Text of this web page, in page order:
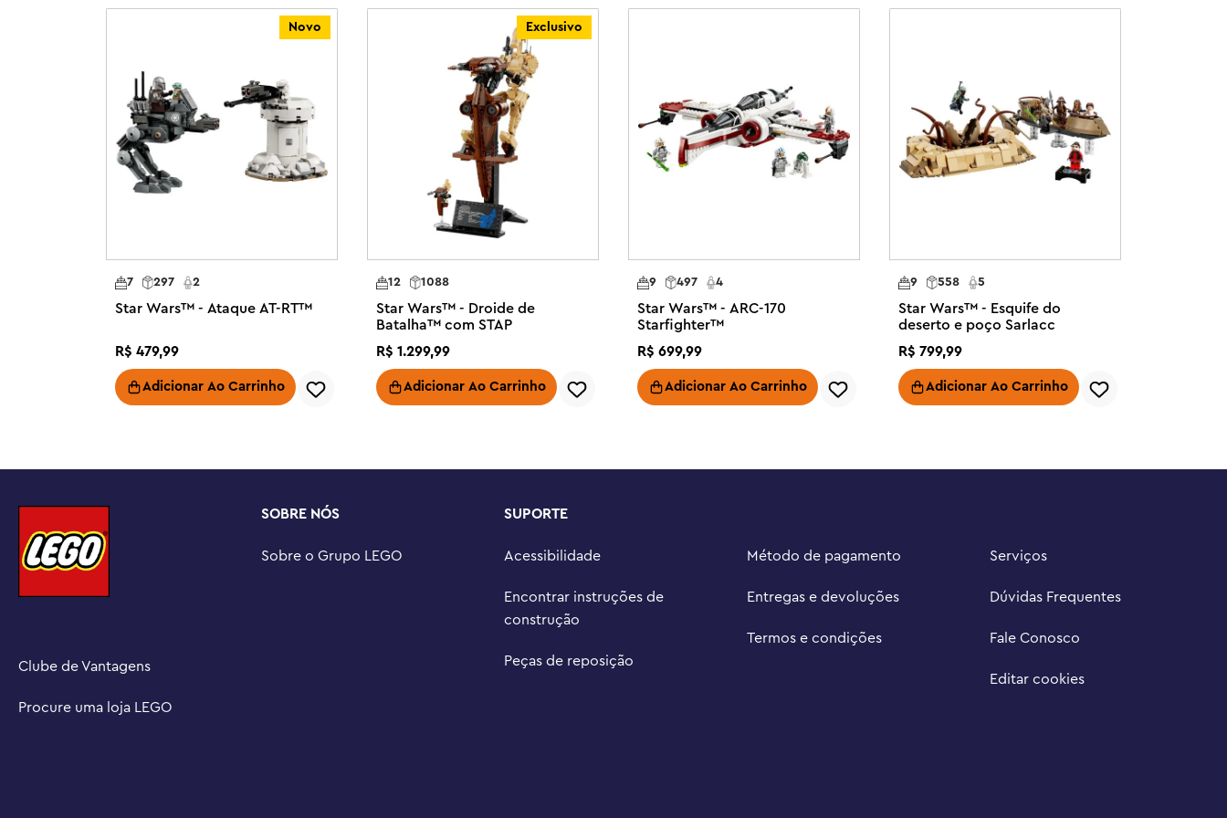
enquanto salvam e acompanham o progresso – tudo pelo aplicativo. O conjunto contém
CONJUNTO DE CONSTRUÇÃO DE NAVE ESPACIAL PARA CRIANÇAS – Embarque na Nave
Estelar Anzellan LEGO® Star Wars ™ (75445), como vista em Star Wars : The Mandalorian e
Grogu™, para se divertir construindo dróides.
3 FIGURAS LEGO® STAR WARS™ – Coloque a figura LEGO do Grogu e 2 Anzellans na
cabine de comando ou no compartimento principal da nave estelar.
RECURSOS DIVERTIDOS – Abaixe a rampa, construa/repare Droides de Batalha com as
peças e ferramentas disponíveis na oficina, coloque um Anzellan na mesa para comer um
PROJETADO PARA FACILITAR A BRINCADEIRA – Levante o teto para acessar o
fantástico para meninos, meninas e fãs de Star Wars : The Mandalorian e Grogu™ a partir de
INSTRUÇÕES DE CONSTRUÇÃO DIGITAIS – O aplicativo LEGO® Builder guia seu filho em
uma aventura de construção que permite ampliar e girar os conjuntos usando instruções
em 3D, além de salvar e acompanhar seu progresso.
reviver cenas emocionantes ou criar histórias originais.
701 peças LEGO® Star Wars ™ mede mais de 7 cm de altura, 25 cm de comprimento e 14
cm de largura.
Novo
297 2
7
Star Wars™ - Ataque AT-RT™
R$ 479,99
Adicionar Ao Carrinho
Exclusivo
1088
12
Star Wars™ - Droide de
Batalha™ com STAP
R$ 1.299,99
Adicionar Ao Carrinho
497 4
9
Star Wars™ - ARC-170
Starfighter™
R$ 699,99
Adicionar Ao Carrinho
558 5
9
Star Wars™ - Esquife do
deserto e poço Sarlacc
R$ 799,99
Adicionar Ao Carrinho
Clube de Vantagens
Procure uma loja LEGO
SOBRE NÓS
Sobre o Grupo LEGO
SUPORTE
Acessibilidade
Encontrar instruções de
construção
Peças de reposição
Método de pagamento
Entregas e devoluções
Termos e condições
Serviços
Dúvidas Frequentes
Fale Conosco
Editar cookies